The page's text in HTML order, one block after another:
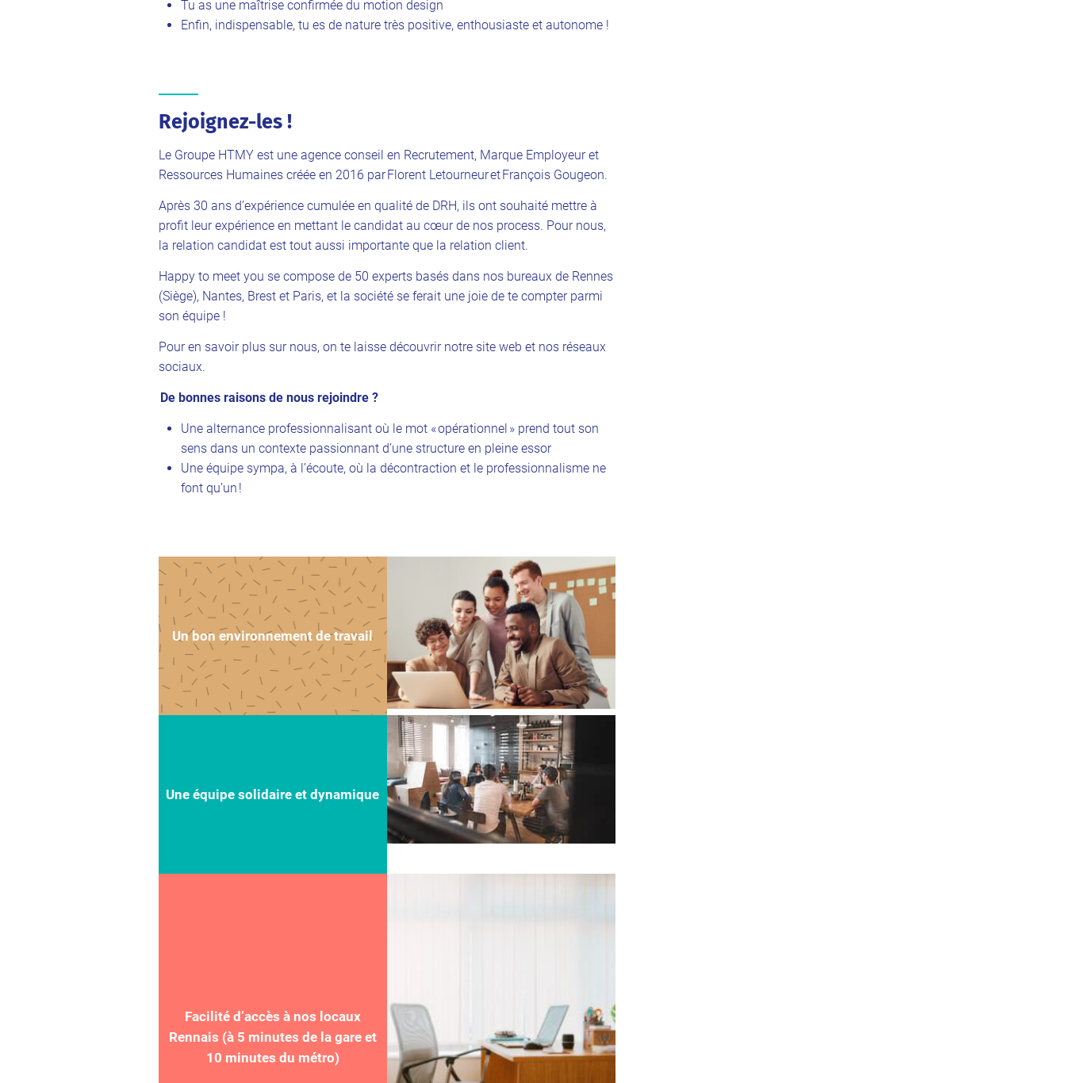
Tu as une maîtrise confirmée du motion design
Enfin, indispensable, tu es de nature très positive, enthousiaste et autonome !
Rejoignez-les !
Le Groupe HTMY est une agence conseil en Recrutement, Marque Employeur et
Ressources Humaines créée en 2016 par Florent Letourneur et François Gougeon.
Après 30 ans d’expérience cumulée en qualité de DRH, ils ont souhaité mettre à
profit leur expérience en mettant le candidat au cœur de nos process. Pour nous,
la relation candidat est tout aussi importante que la relation client.
Happy to meet you se compose de 50 experts basés dans nos bureaux de Rennes
(Siège), Nantes, Brest et Paris, et la société se ferait une joie de te compter parmi
son équipe !
Pour en savoir plus sur nous, on te laisse découvrir notre site web et nos réseaux
sociaux.
De bonnes raisons de nous rejoindre ?
Une alternance professionnalisant où le mot « opérationnel » prend tout son
sens dans un contexte passionnant d’une structure en pleine essor
Une équipe sympa, à l’écoute, où la décontraction et le professionnalisme ne
font qu’un !
Un bon environnement de travail
Une équipe solidaire et dynamique
Facilité d’accès à nos locaux
Rennais (à 5 minutes de la gare et
10 minutes du métro)